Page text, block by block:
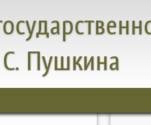
Пушкина